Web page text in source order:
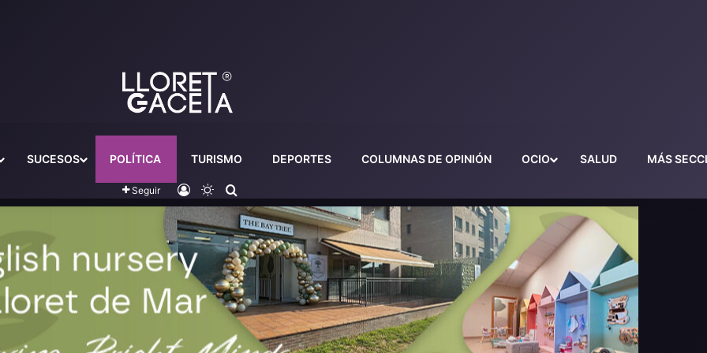
SUCESOS POLÍTICA TURISMO DEPORTES COLUMNAS DE OPINIÓN OCIO SALUD MÁS
Seguir Iniciar sesión
Switch skin